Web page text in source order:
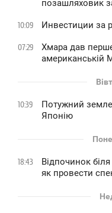
позашляховик
10:09 Инвестиции за
07:29
Хмара дав
американській
10:39
Потужний
Японію
18:43
Відпочинок
як провести